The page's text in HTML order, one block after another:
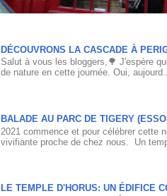
DÉCOUVRONS LA CASCADE À
Salut à vous les bloggers,🌳 J'espère
de nature en cette journée. Oui,
BALADE AU PARC DE TIGERY
2021 commence et pour célébrer cette
vivifiante proche de chez nous. Un
LE TEMPLE D'HORUS: UN ÉDIFICE